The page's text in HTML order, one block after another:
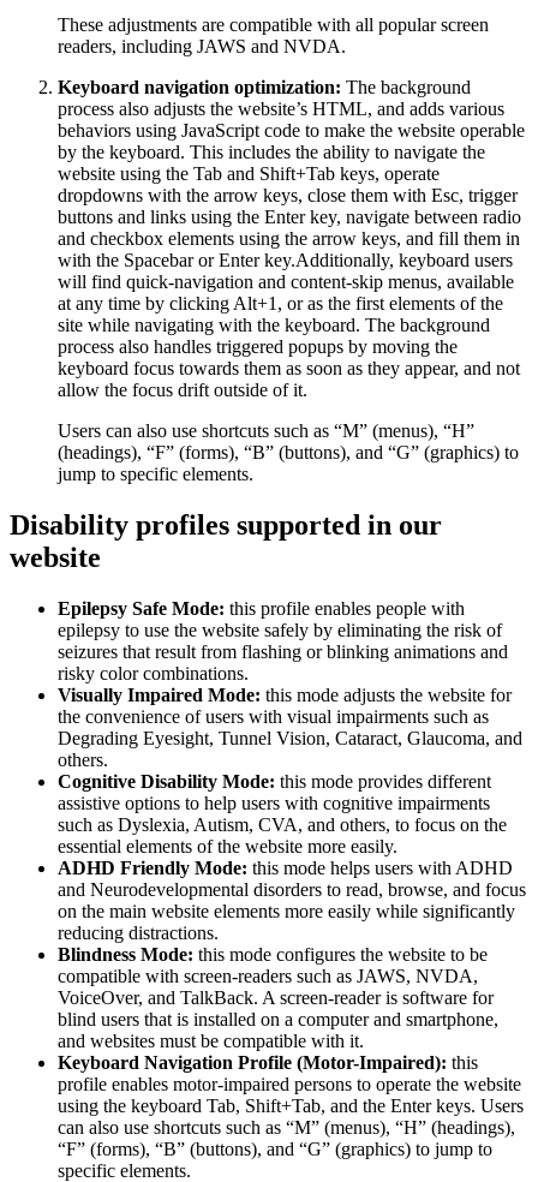
These adjustments are compatible with all popular screen
readers, including JAWS and NVDA.
Keyboard navigation optimization: The background
process also adjusts the website’s HTML, and adds various
behaviors using JavaScript code to make the website operable
by the keyboard. This includes the ability to navigate the
website using the Tab and Shift+Tab keys, operate
dropdowns with the arrow keys, close them with Esc, trigger
buttons and links using the Enter key, navigate between radio
and checkbox elements using the arrow keys, and fill them in
with the Spacebar or Enter key.Additionally, keyboard users
will find quick-navigation and content-skip menus, available
at any time by clicking Alt+1, or as the first elements of the
site while navigating with the keyboard. The background
process also handles triggered popups by moving the
keyboard focus towards them as soon as they appear, and not
allow the focus drift outside of it.
Users can also use shortcuts such as “M” (menus), “H”
(headings), “F” (forms), “B” (buttons), and “G” (graphics) to
jump to specific elements.
Disability profiles supported in our
website
Epilepsy Safe Mode: this profile enables people with
epilepsy to use the website safely by eliminating the risk of
seizures that result from flashing or blinking animations and
risky color combinations.
Visually Impaired Mode: this mode adjusts the website for
the convenience of users with visual impairments such as
Degrading Eyesight, Tunnel Vision, Cataract, Glaucoma, and
others.
Cognitive Disability Mode: this mode provides different
assistive options to help users with cognitive impairments
such as Dyslexia, Autism, CVA, and others, to focus on the
essential elements of the website more easily.
ADHD Friendly Mode: this mode helps users with ADHD
and Neurodevelopmental disorders to read, browse, and focus
on the main website elements more easily while significantly
reducing distractions.
Blindness Mode: this mode configures the website to be
compatible with screen-readers such as JAWS, NVDA,
VoiceOver, and TalkBack. A screen-reader is software for
blind users that is installed on a computer and smartphone,
and websites must be compatible with it.
Keyboard Navigation Profile (Motor-Impaired): this
profile enables motor-impaired persons to operate the website
using the keyboard Tab, Shift+Tab, and the Enter keys. Users
can also use shortcuts such as “M” (menus), “H” (headings),
“F” (forms), “B” (buttons), and “G” (graphics) to jump to
specific elements.